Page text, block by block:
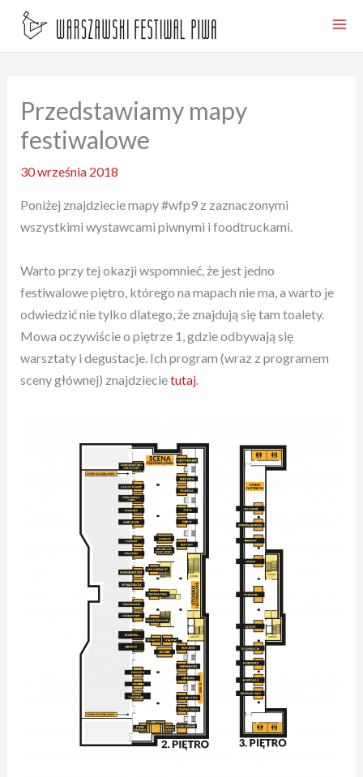
treści
Przedstawiamy mapy
festiwalowe
30 września 2018
Poniżej znajdziecie mapy #wfp9 z zaznaczonymi
wszystkimi wystawcami piwnymi i foodtruckami.
Warto przy tej okazji wspomnieć, że jest jedno
festiwalowe piętro, którego na mapach nie ma, a warto je
odwiedzić nie tylko dlatego, że znajdują się tam toalety.
Mowa oczywiście o piętrze 1, gdzie odbywają się
warsztaty i degustacje. Ich program (wraz z programem
sceny głównej) znajdziecietutaj.